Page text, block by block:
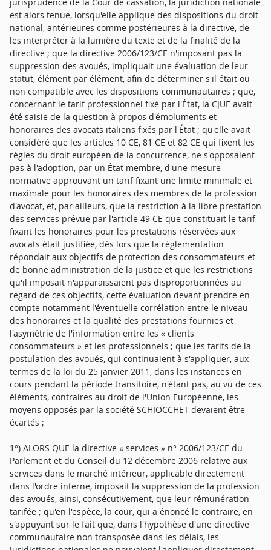
est alors tenue, lorsqu'elle applique des dispositions du droit
national, antérieures comme postérieures à la directive, de
les interpréter à la lumière du texte et de la finalité de la
directive ; que la directive 2006/123/CE n'imposant pas la
suppression des avoués, impliquait une évaluation de leur
statut, élément par élément, afin de déterminer s'il était ou
non compatible avec les dispositions communautaires ; que,
concernant le tarif professionnel fixé par l'État, la CJUE avait
été saisie de la question à propos d'émoluments et
honoraires des avocats italiens fixés par l'État ; qu'elle avait
considéré que les articles 10 CE, 81 CE et 82 CE qui fixent les
règles du droit européen de la concurrence, ne s'opposaient
pas à l'adoption, par un État membre, d'une mesure
normative approuvant un tarif fixant une limite minimale et
maximale pour les honoraires des membres de la profession
d'avocat, et, par ailleurs, que la restriction à la libre prestation
des services prévue par l'article 49 CE que constituait le tarif
fixant les honoraires pour les prestations réservées aux
avocats était justifiée, dès lors que la réglementation
répondait aux objectifs de protection des consommateurs et
de bonne administration de la justice et que les restrictions
qu'il imposait n'apparaissaient pas disproportionnées au
regard de ces objectifs, cette évaluation devant prendre en
compte notamment l'éventuelle corrélation entre le niveau
des honoraires et la qualité des prestations fournies et
l'asymétrie de l'information entre les « clients
consommateurs » et les professionnels ; que les tarifs de la
postulation des avoués, qui continuaient à s'appliquer, aux
termes de la loi du 25 janvier 2011, dans les instances en
cours pendant la période transitoire, n'étant pas, au vu de ces
éléments, contraires au droit de l'Union Européenne, les
moyens opposés par la société SCHIOCCHET devaient être
écartés ;
1°) ALORS QUE la directive « services » n° 2006/123/CE du
Parlement et du Conseil du 12 décembre 2006 relative aux
services dans le marché intérieur, applicable directement
dans l'ordre interne, imposait la suppression de la profession
des avoués, ainsi, consécutivement, que leur rémunération
tarifée ; qu'en l'espèce, la cour, qui a énoncé le contraire, en
s'appuyant sur le fait que, dans l'hypothèse d'une directive
communautaire non transposée dans les délais, les